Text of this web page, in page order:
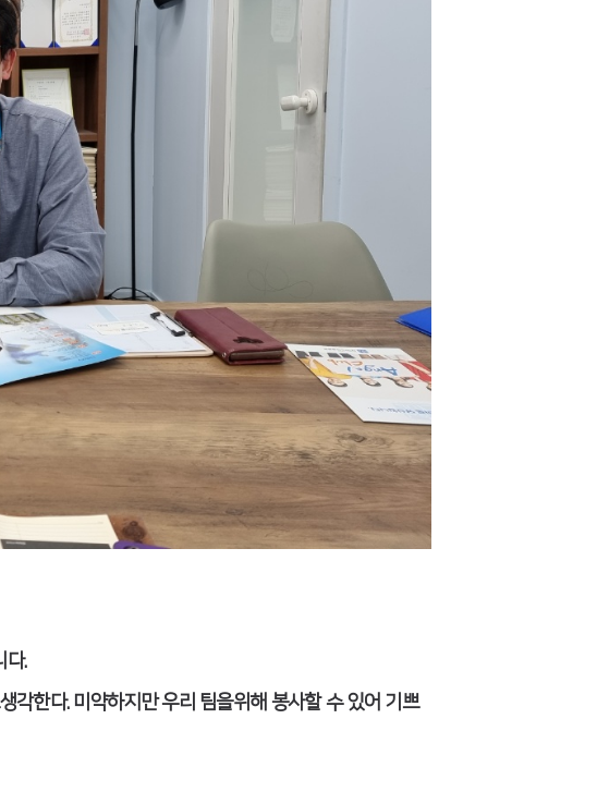
다.
각한다. 미약하지만 우리 팀을위해 봉사할 수 있어 기쁘